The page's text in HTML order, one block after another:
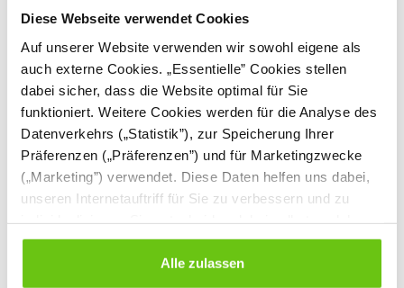
Diese Webseite verwendet Cookies
Auf unserer Website verwenden wir sowohl eigene als
auch externe Cookies. „Essentielle” Cookies stellen
dabei sicher, dass die Website optimal für Sie
funktioniert. Weitere Cookies werden für die Analyse des
Datenverkehrs („Statistik”), zur Speicherung Ihrer
Präferenzen („Präferenzen”) und für Marketingzwecke
(„Marketing”) verwendet. Diese Daten helfen uns dabei,
unseren Internetauftriff für Sie zu verbessern und zu
Cookies Sie erlauben. Verweigern Sie Ihre Zustimmung,
wählen Sie „Alle ablehnen” – in diesem Fall werden nur
Daten verarbeitet, die für den Besuch unserer Website
Alle zulassen
Sitzgruppe Ogi W,
weiß mit 4 Hockern,
olivgrün
Produktnummer: ZEST6143
1.829,50 €
Höhenverstellbares
Pult mit Kippfunktion
Produktnummer:094213